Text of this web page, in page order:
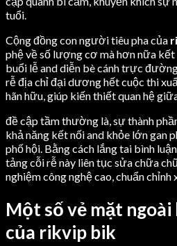
tuổi.
Cộng đồng con người tiêu pha của
phệ về số lượng cơ mà hơn nữa
buổi lễ and diễn bè cánh trực
rễ địa chỉ đại dương hết cuộc thi
hãn hữu, giúp kiến thiết quan hệ
đề cập tầm thường là, sự thành
khả năng kết nối and khỏe lớn gan
phố hội. Bằng cách lắng tai bình
tảng cỗi rễ này liên tục sửa chữa
nghiệm công nghệ cao, chuẩn chỉnh
Một số vẻ mặt
của rikvip bik